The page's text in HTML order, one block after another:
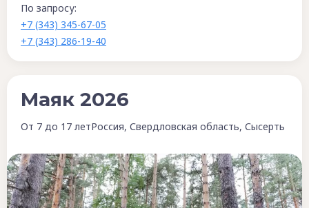
По запросу:
+7 (343) 345-67-05
+7 (343) 286-19-40
Маяк 2026
От 7 до 17 летРоссия, Свердловская область, Сысерть